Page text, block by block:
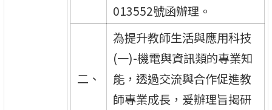
013552號函辦理。
二、
為提升教師生活與應用科技
(一)-機電與資訊類的專業知
能，透過交流與合作促進教
師專業成長，爰辦理旨揭研